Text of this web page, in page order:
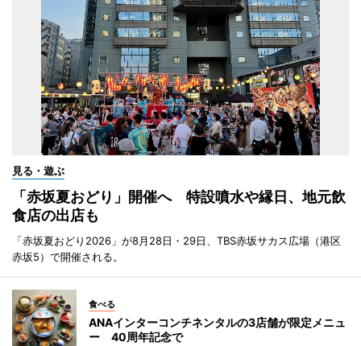
見る・遊ぶ
「赤坂夏おどり」開催へ 特設噴水や縁日、地元飲
食店の出店も
「赤坂夏おどり2026」が8月28日・29日、TBS赤坂サカス広場（港区
赤坂5）で開催される。
食べる
ANAインターコンチネンタルの3店舗が限定メニュ
ー 40周年記念で